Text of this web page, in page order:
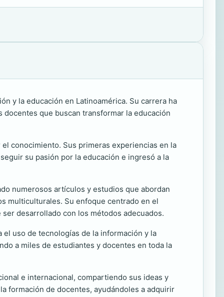
y la educación en Latinoamérica. Su carrera ha
que buscan transformar la educación
conocimiento. Sus primeras experiencias en la
su pasión por la educación e ingresó a la
numerosos artículos y estudios que abordan
multiculturales. Su enfoque centrado en el
desarrollado con los métodos adecuados.
uso de tecnologías de la información y la
a miles de estudiantes y docentes en toda la
e internacional, compartiendo sus ideas y
formación de docentes, ayudándoles a adquirir